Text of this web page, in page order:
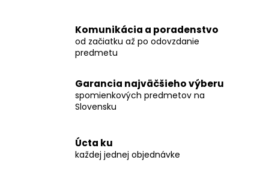
Komunikácia a poradenstvo
od začiatku až po odovzdanie
predmetu
Garancia najväčšieho výberu
spomienkových predmetov na
Slovensku
Úcta ku
každej jednej objednávke